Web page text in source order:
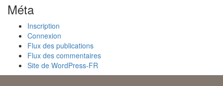
Méta
Inscription
Connexion
Flux des publications
Flux des commentaires
Site de WordPress-FR